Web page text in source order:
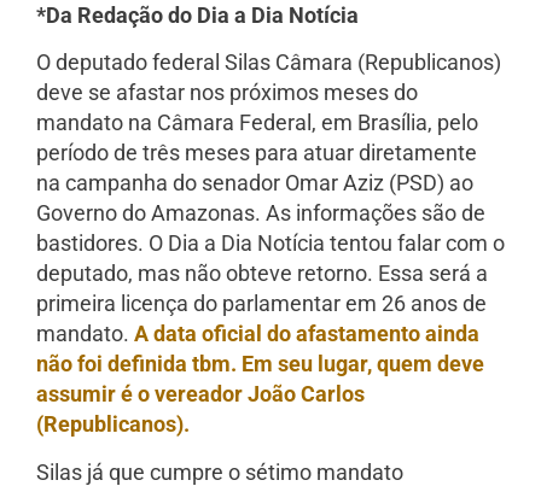
*Da Redação do Dia a Dia Notícia
O deputado federal Silas Câmara (Republicanos)
deve se afastar nos próximos meses do
mandato na Câmara Federal, em Brasília, pelo
período de três meses para atuar diretamente
na campanha do senador Omar Aziz (PSD) ao
Governo do Amazonas. As informações são de
bastidores. O Dia a Dia Notícia tentou falar com o
deputado, mas não obteve retorno. Essa será a
primeira licença do parlamentar em 26 anos de
mandato. A data oficial do afastamento ainda
não foi definida tbm. Em seu lugar, quem deve
assumir é o vereador João Carlos
(Republicanos).
Silas já que cumpre o sétimo mandato